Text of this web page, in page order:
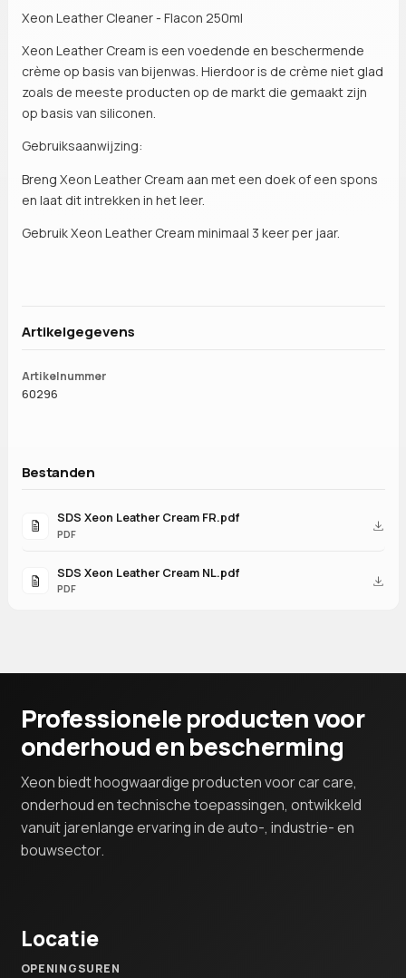
Xeon Leather Cleaner - Flacon 250ml
Xeon Leather Cream is een voedende en beschermende
crème op basis van bijenwas. Hierdoor is de crème niet glad
zoals de meeste producten op de markt die gemaakt zijn
op basis van siliconen.
Gebruiksaanwijzing:
Breng Xeon Leather Cream aan met een doek of een spons
en laat dit intrekken in het leer.
Gebruik Xeon Leather Cream minimaal 3 keer per jaar.
Artikelgegevens
Artikelnummer
60296
Bestanden
SDS Xeon Leather Cream FR.pdf
PDF
SDS Xeon Leather Cream NL.pdf
PDF
Professionele producten voor
onderhoud en bescherming
Xeon biedt hoogwaardige producten voor car care,
onderhoud en technische toepassingen, ontwikkeld
vanuit jarenlange ervaring in de auto-, industrie- en
bouwsector.
Locatie
OPENINGSUREN